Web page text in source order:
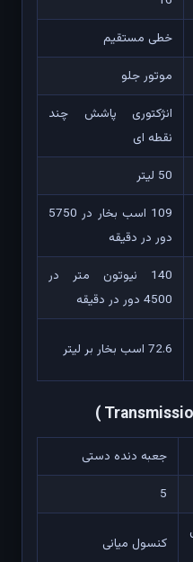
خطی مستقیم
موتور جلو
انژکتوری پاشش چند
نقطه ای
50 لیتر
109 اسب بخار در 5750
دور در دقیقه
140 نیوتون متر در
4500 دور در دقیقه
72.6 اسب بخار بر لیتر
جعبه دنده دستی
5
کنسول میانی